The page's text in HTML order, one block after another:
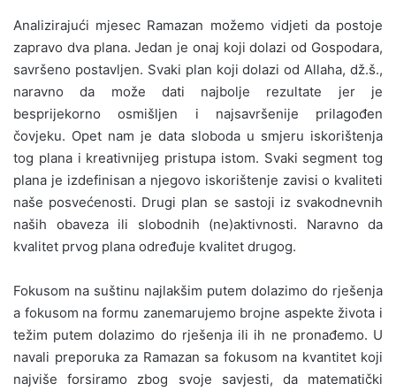
Analizirajući mjesec Ramazan možemo vidjeti da postoje
zapravo dva plana. Jedan je onaj koji dolazi od Gospodara,
savršeno postavljen. Svaki plan koji dolazi od Allaha, dž.š.,
naravno da može dati najbolje rezultate jer je
besprijekorno osmišljen i najsavršenije prilagođen
čovjeku. Opet nam je data sloboda u smjeru iskorištenja
tog plana i kreativnijeg pristupa istom. Svaki segment tog
plana je izdefinisan a njegovo iskorištenje zavisi o kvaliteti
naše posvećenosti. Drugi plan se sastoji iz svakodnevnih
naših obaveza ili slobodnih (ne)aktivnosti. Naravno da
kvalitet prvog plana određuje kvalitet drugog.
Fokusom na suštinu najlakšim putem dolazimo do rješenja
a fokusom na formu zanemarujemo brojne aspekte života i
težim putem dolazimo do rješenja ili ih ne pronađemo. U
navali preporuka za Ramazan sa fokusom na kvantitet koji
najviše forsiramo zbog svoje savjesti, da matematički